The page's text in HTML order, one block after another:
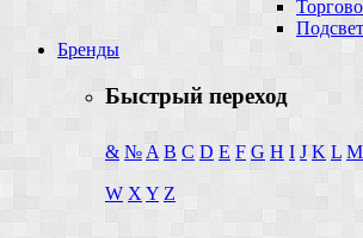
Бренды
Быстрый переход
& № A B C D E F G H I J K L M
W X Y Z